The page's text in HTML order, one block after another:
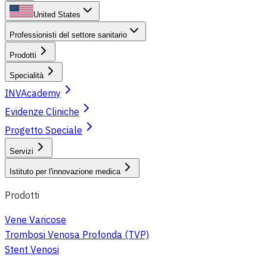
United States
Professionisti del settore sanitario
Prodotti
Specialità
INVAcademy
Evidenze Cliniche
Progetto Speciale
Servizi
Istituto per l'innovazione medica
Prodotti
Vene Varicose
Trombosi Venosa Profonda (TVP)
Stent Venosi